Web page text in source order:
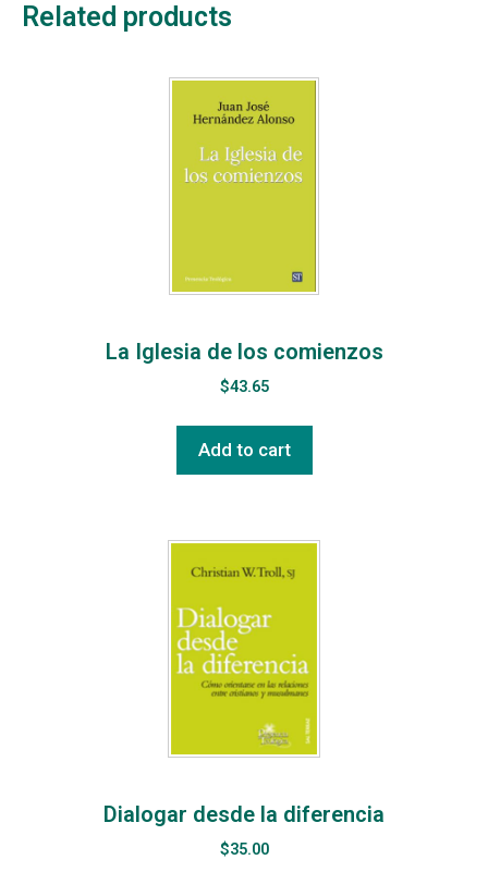
Related products
La Iglesia de los comienzos
$43.65
Add to cart
Dialogar desde la diferencia
$35.00